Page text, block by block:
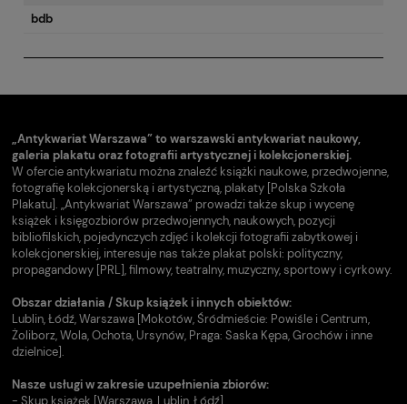
bdb
„Antykwariat Warszawa” to warszawski antykwariat naukowy,
galeria plakatu oraz fotografii artystycznej i kolekcjonerskiej.
W ofercie antykwariatu można znaleźć książki naukowe, przedwojenne,
fotografię kolekcjonerską i artystyczną, plakaty [Polska Szkoła
Plakatu]. „Antykwariat Warszawa” prowadzi także skup i wycenę
książek i księgozbiorów przedwojennych, naukowych, pozycji
bibliofilskich, pojedynczych zdjęć i kolekcji fotografii zabytkowej i
kolekcjonerskiej, interesuje nas także plakat polski: polityczny,
propagandowy [PRL], filmowy, teatralny, muzyczny, sportowy i cyrkowy.
Obszar działania / Skup książek i innych obiektów:
Lublin, Łódź, Warszawa [Mokotów, Śródmieście: Powiśle i Centrum,
Żoliborz, Wola, Ochota, Ursynów, Praga: Saska Kępa, Grochów i inne
dzielnice].
Nasze usługi w zakresie uzupełnienia zbiorów:
- Skup książek [Warszawa, Lublin, Łódź]